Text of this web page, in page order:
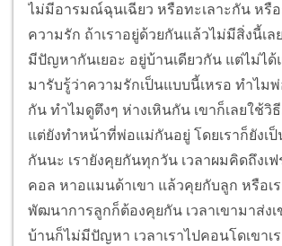
ไม่มีอารมณ์ฉุนเฉียว หรือทะเลาะกัน หรื
ความรัก ถ้าเราอยู่ด้วยกันแล้วไม่มีสิ่งนี้เ
มีปัญหากันเยอะ อยู่บ้านเดียวกัน แต่ไม่ได้
มารับรู้ว่าความรักเป็นแบบนี้เหรอ ทำไม
กัน ทำไมดูตึงๆ ห่างเหินกัน เขาก็เลยใช้วิ
แต่ยังทำหน้าที่พ่อแม่กันอยู่ โดยเราก็ยังเ
กันนะ เรายังคุยกันทุกวัน เวลาผมคิดถึงเ
คอล หาอแมนด้าเขา แล้วคุยกับลูก หรือเร
พัฒนาการลูกก็ต้องคุยกัน เวลาเขามาส่งเ
บ้านก็ไม่มีปัญหา เวลาเราไปคอนโดเขาเ